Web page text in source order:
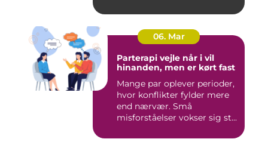
06. Mar
Parterapi vejle når i vil
hinanden, men er kørt fast
Mange par oplever perioder,
hvor konflikter fylder mere
end nærvær. Små
misforståelser vokser sig st...